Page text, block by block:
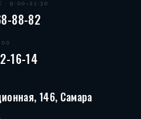
9:00–21:30
88-82
16-14
146, Самара